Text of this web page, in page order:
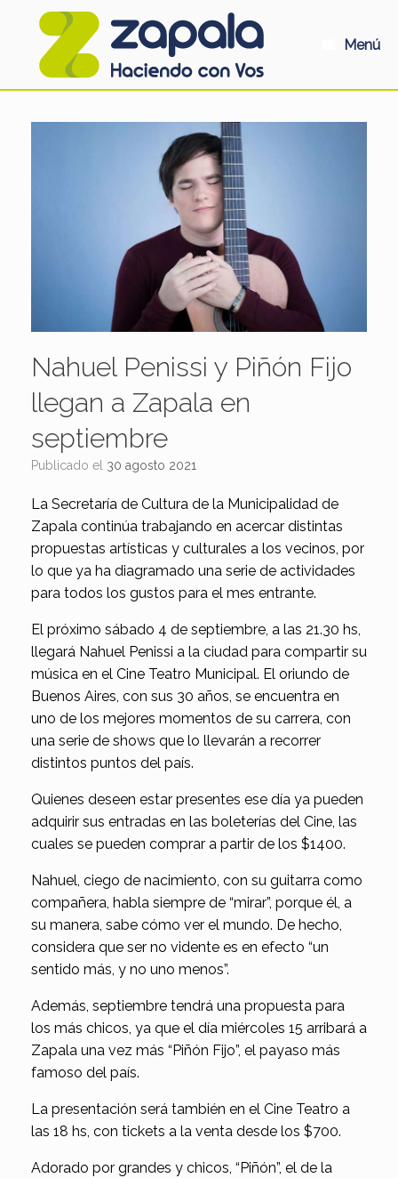
Menú
Nahuel Penissi y Piñón Fijo
llegan a Zapala en
septiembre
Publicado el 30 agosto 2021
La Secretaría de Cultura de la Municipalidad de
Zapala continúa trabajando en acercar distintas
propuestas artísticas y culturales a los vecinos, por
lo que ya ha diagramado una serie de actividades
para todos los gustos para el mes entrante.
El próximo sábado 4 de septiembre, a las 21.30 hs,
llegará Nahuel Penissi a la ciudad para compartir su
música en el Cine Teatro Municipal. El oriundo de
Buenos Aires, con sus 30 años, se encuentra en
uno de los mejores momentos de su carrera, con
una serie de shows que lo llevarán a recorrer
distintos puntos del país.
Quienes deseen estar presentes ese día ya pueden
adquirir sus entradas en las boleterías del Cine, las
cuales se pueden comprar a partir de los $1400.
Nahuel, ciego de nacimiento, con su guitarra como
compañera, habla siempre de “mirar”, porque él, a
su manera, sabe cómo ver el mundo. De hecho,
considera que ser no vidente es en efecto “un
sentido más, y no uno menos”.
Además, septiembre tendrá una propuesta para
los más chicos, ya que el día miércoles 15 arribará a
Zapala una vez más “Piñón Fijo”, el payaso más
famoso del país.
La presentación será también en el Cine Teatro a
las 18 hs, con tickets a la venta desde los $700.
Adorado por grandes y chicos, “Piñón”, el de la